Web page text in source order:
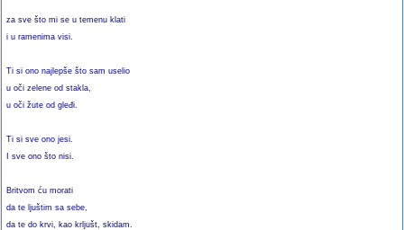
za sve što mi se u temenu klati
i u ramenima visi.
Ti si ono najlepše što sam uselio
u oči zelene od stakla,
u oči žute od gleđi.
Ti si sve ono jesi.
I sve ono što nisi.
Britvom ću morati
da te ljuštim sa sebe,
da te do krvi, kao krljušt, skidam.